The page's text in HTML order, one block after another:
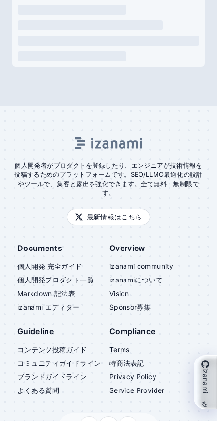
個人開発者がプロダクトを登録したり、エンジニアが技術情報を
投稿するためのプラットフォームです。SEO/LLMO最適化の設計
やツールで、集客と露出を強化できます。全て無料・無制限で
す。
最新情報はこちら
Documents
個人開発 完全ガイド
個人開発プロダクト一覧
Markdown 記法表
izanami エディター
Overview
izanami community
izanamiについて
Vision
Sponsor募集
Guideline
コンテンツ投稿ガイド
コミュニティガイドライン
ブランドガイドライン
よくある質問
Compliance
Terms
特商法表記
Privacy Policy
Service Provider
izanami を支援